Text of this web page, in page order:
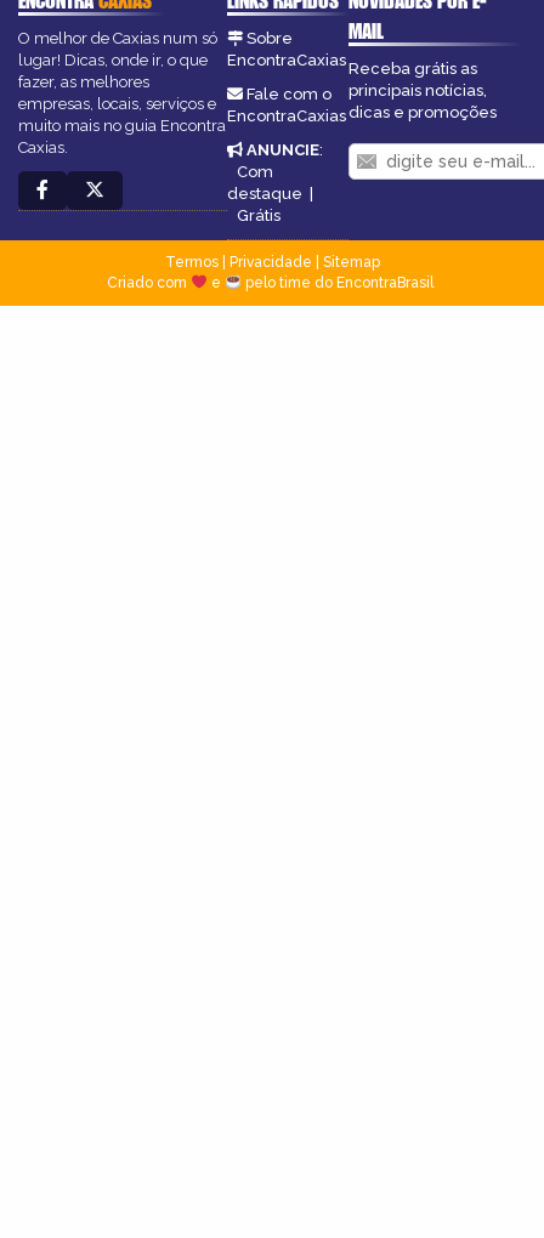
O melhor de Caxias num só
lugar! Dicas, onde ir, o que
fazer, as melhores
empresas, locais, serviços e
muito mais no guia Encontra
Caxias.
Sobre
EncontraCaxias
Fale com o
EncontraCaxias
ANUNCIE:
Com
destaque |
Grátis
MAIL
Receba grátis as
principais notícias,
dicas e promoções
Termos| Privacidade
Sitemap
Criado com
e pelo time do EncontraBrasil